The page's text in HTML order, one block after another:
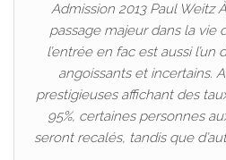
Admission 2013 Paul Weitz
passage majeur dans la vie
l’entrée en fac est aussi
angoissants et incertains.
prestigieuses affichant des
95%, certaines personnes
seront recalés, tandis que